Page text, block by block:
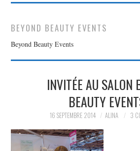
DANS MON BLOG, JE VEUX
PARTAGER MES
TROUVAILLES ET MES
ENVIES DANS LA MODE, LE
LUXE ET LA BEAUTÉ EN Y
BEYOND BEAUTY EVENTS
Beyond Beauty Events
INVITÉE AU SALON
BEAUTY
16 SEPTEMBRE 2014 ALINA 3